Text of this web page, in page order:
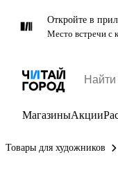
Откройте в
Место встречи с
МагазиныАкции
Товары для художников